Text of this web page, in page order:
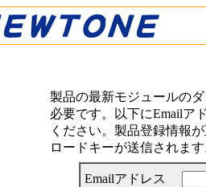
製品の最新モジュールの
必要です。以下にEmailア
ください。製品登録情報
ロードキーが送信されま
Emailアドレス